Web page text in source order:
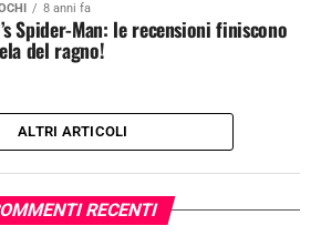
8 anni fa
Spider-Man: le recensioni finiscono
del ragno!
ALTRI ARTICOLI
RECENTI